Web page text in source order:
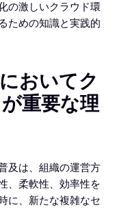
の激しいクラウド環
ための知識と実践的
おいてク
重要な理
及は、組織の運営方
、柔軟性、効率性を
に、新たな複雑なセ